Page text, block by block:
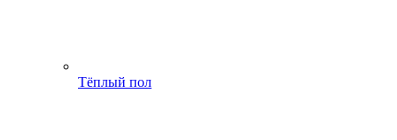
Тёплый пол